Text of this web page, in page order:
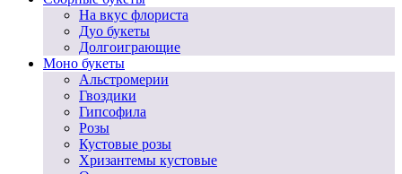
На вкус флориста
Дуо букеты
Долгоиграющие
Моно букеты
Альстромерии
Гвоздики
Гипсофила
Розы
Кустовые розы
Хризантемы кустовые